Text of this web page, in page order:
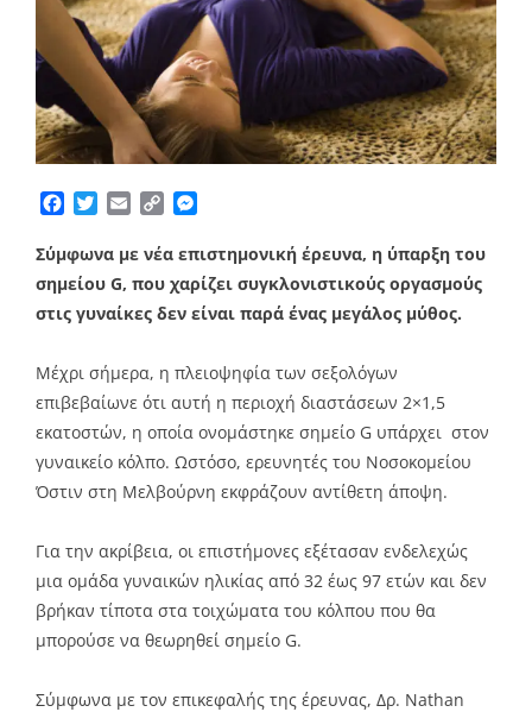
Facebook
TwitterEmailCopy
Σύμφωνα με νέα επιστημονική έρευνα, η ύπαρξη του
σημείου G, που χαρίζει συγκλονιστικούς οργασμούς
στις γυναίκες δεν είναι παρά ένας μεγάλος μύθος.
Μέχρι σήμερα, η πλειοψηφία των σεξολόγων
επιβεβαίωνε ότι αυτή η περιοχή διαστάσεων 2×1,5
εκατοστών, η οποία ονομάστηκε σημείο G υπάρχει στον
γυναικείο κόλπο. Ωστόσο, ερευνητές του Νοσοκομείου
Όστιν στη Μελβούρνη εκφράζουν αντίθετη άποψη.
Για την ακρίβεια, οι επιστήμονες εξέτασαν ενδελεχώς
μια ομάδα γυναικών ηλικίας από 32 έως 97 ετών και δεν
βρήκαν τίποτα στα τοιχώματα του κόλπου που θα
μπορούσε να θεωρηθεί σημείο G.
Σύμφωνα με τον επικεφαλής της έρευνας, Δρ. Nathan